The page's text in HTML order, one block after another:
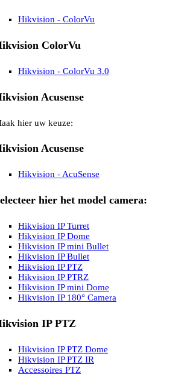
Hikvision - ColorVu
ColorVu
Hikvision - ColorVu 3.0
Acusense
hier uw keuze:
Acusense
Hikvision - AcuSense
hier het model camera:
Hikvision IP Turret
Hikvision IP Dome
Hikvision IP mini Bullet
Hikvision IP Bullet
Hikvision IP PTZ
Hikvision IP PTRZ
Hikvision IP mini Dome
Hikvision IP 180° Camera
IP PTZ
Hikvision IP PTZ Dome
Hikvision IP PTZ IR
Accessoires PTZ